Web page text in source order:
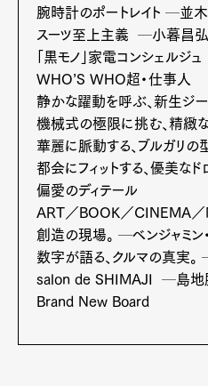
Pen Membership
Official Columnist
Pen
Pen international
腕時計のポートレイト ─並
スーツ至上主義 ─小暮昌弘
「黒モノ」家電コンシェル
WHO’S WHO超・仕事人
静かな躍動を呼ぶ、新生ジ
機械式の極限に挑む、精緻な
華麗に脈動する、ブルガリの
都会にフィットする、優美なド
偏愛のディテール
ART／BOOK／CINEMA
創造の現場。 ─ベンジャミン
数字が語る、クルマの真実。
salon de SHIMAJI ─島地
Brand New Board